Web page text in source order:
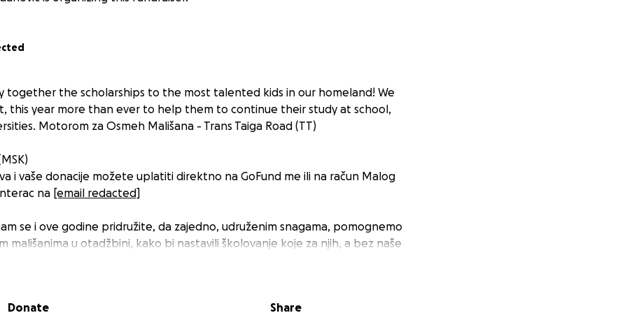
together the scholarships to the most talented kids in our homeland! We
this year more than ever to help them to continue their study at school,
Motorom za Osmeh Mališana - Trans Taiga Road (TT)
i vaše donacije možete uplatiti direktno na GoFund me ili na račun Malog
na [email redacted]
se i ove godine pridružite, da zajedno, udruženim snagama, pomognemo
mališanima u otadžbini, kako bi nastavili školovanje koje za njih, a bez naše
u domovini, a koja, uprkos svemu, pokazuju brilijantne rezultate u školi
Donate Share